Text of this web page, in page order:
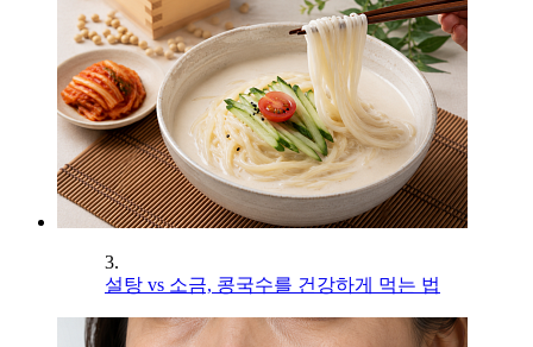
3.
설탕 vs 소금, 콩국수를 건강하게 먹는 법